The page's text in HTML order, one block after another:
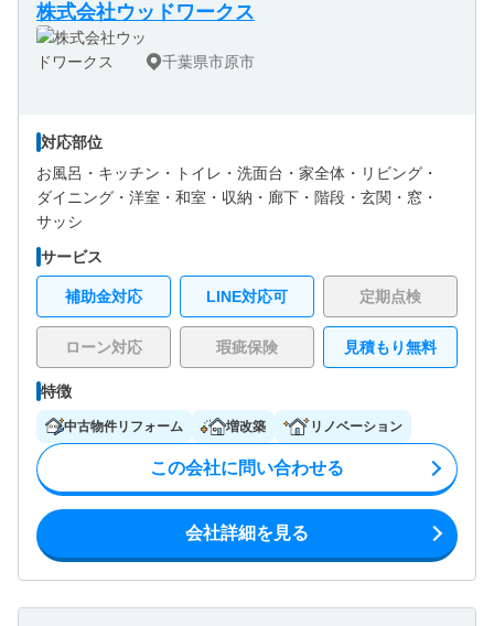
株式会社ウッドワークス
千葉県市原市
対応部位
お風呂・ キッチン・ トイレ・ 洗面台・ 家全体・ リビング・
ダイニング・ 洋室・ 和室・ 収納・ 廊下・ 階段・ 玄関・ 窓・
サッシ
サービス
補助金対応 LINE対応可 定期点検
ローン対応 瑕疵保険 見積もり無料
特徴
中古物件リフォーム 増改築 リノベーション
この会社に問い合わせる
会社詳細を見る